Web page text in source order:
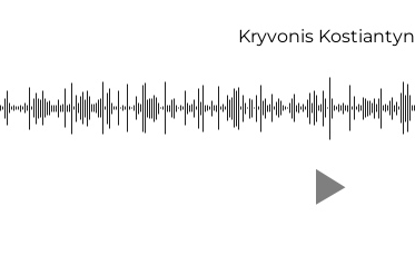
Kryvonis Kostiantyn